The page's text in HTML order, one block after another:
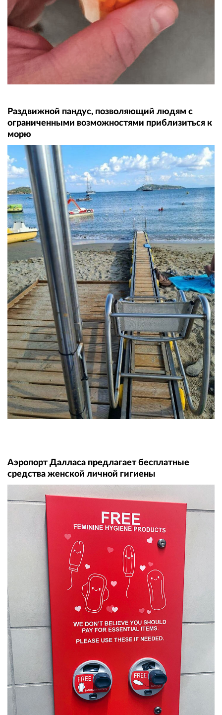
Раздвижной пандус, позволяющий людям с
ограниченными возможностями приблизиться к
морю
Аэропорт Далласа предлагает бесплатные
средства женской личной гигиены